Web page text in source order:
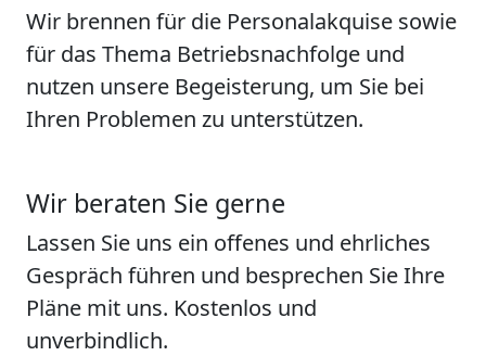
Wir brennen für die Personalakquise sowie
für das Thema Betriebsnachfolge und
nutzen unsere Begeisterung, um Sie bei
Ihren Problemen zu unterstützen.
Wir beraten Sie gerne
Lassen Sie uns ein offenes und ehrliches
Gespräch führen und besprechen Sie Ihre
Pläne mit uns. Kostenlos und
unverbindlich.